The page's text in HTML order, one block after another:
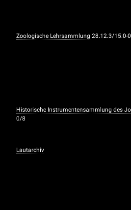
Zoologische Lehrsammlung 28.12.3/15.0-0
Historische Instrumentensammlung des
0/8
Lautarchiv